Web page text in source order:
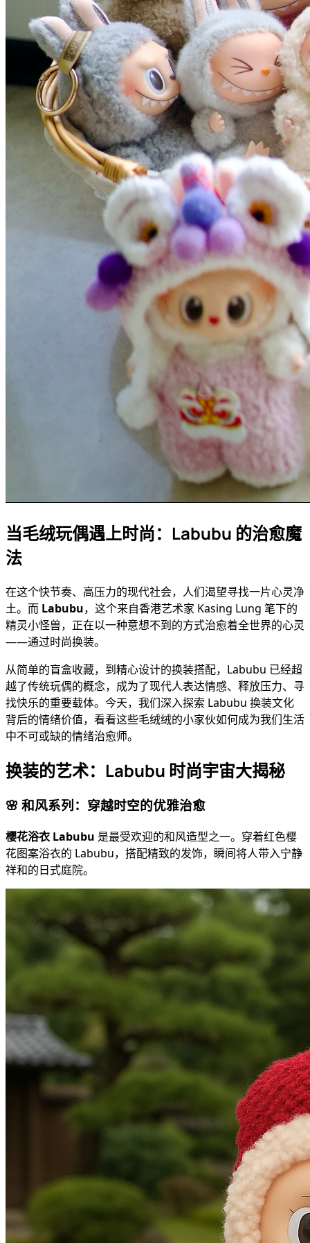
当毛绒玩偶遇上时尚：Labubu 的治愈魔
法
在这个快节奏、高压力的现代社会，人们渴望寻找一片心灵净
土。而 Labubu，这个来自香港艺术家 Kasing Lung 笔下的
精灵小怪兽，正在以一种意想不到的方式治愈着全世界的心灵
——通过时尚换装。
从简单的盲盒收藏，到精心设计的换装搭配，Labubu 已经超
越了传统玩偶的概念，成为了现代人表达情感、释放压力、寻
找快乐的重要载体。今天，我们深入探索 Labubu 换装文化
背后的情绪价值，看看这些毛绒绒的小家伙如何成为我们生活
中不可或缺的情绪治愈师。
换装的艺术：Labubu 时尚宇宙大揭秘
🌸 和风系列：穿越时空的优雅治愈
樱花浴衣 Labubu 是最受欢迎的和风造型之一。穿着红色樱
花图案浴衣的 Labubu，搭配精致的发饰，瞬间将人带入宁静
祥和的日式庭院。